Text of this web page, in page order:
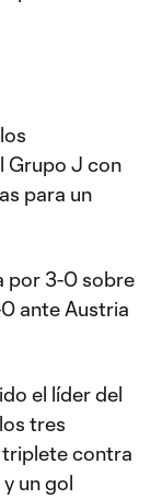
Grupo J con
para un
por 3-0 sobre
ante Austria
el líder del
tres
triplete contra
un gol